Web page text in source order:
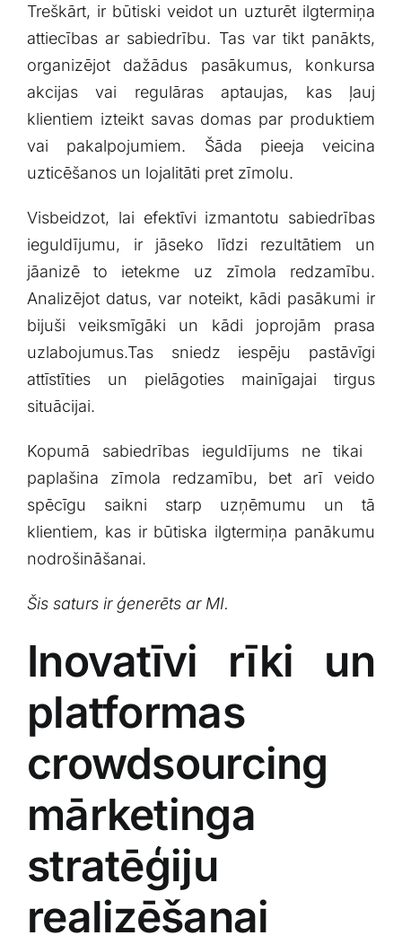
Treškārt, ir būtiski veidot⁤ un ⁣uzturēt ilgtermiņa
attiecības ar sabiedrību. Tas var tikt panākts,
organizējot dažādus pasākumus, konkursa
akcijas vai regulāras aptaujas,‌ kas ļauj‍
klientiem izteikt ⁢savas ​domas ⁢par produktiem
vai pakalpojumiem. Šāda pieeja veicina
uzticēšanos ⁣un lojalitāti pret zīmolu.
Visbeidzot, lai efektīvi⁢ izmantotu ‍sabiedrības
ieguldījumu, ir jāseko ⁢līdzi rezultātiem un
‌jāanizē to ietekme uz zīmola redzamību.
Analizējot datus, var noteikt, kādi pasākumi ⁢ir
bijuši veiksmīgāki un kādi joprojām prasa
⁢uzlabojumus.Tas sniedz ⁢iespēju ‍pastāvīgi​
attīstīties un pielāgoties mainīgajai tirgus
situācijai.
Kopumā sabiedrības ieguldījums ne tikai ​
paplašina zīmola redzamību, bet arī veido
spēcīgu ‍saikni starp uzņēmumu un tā
klientiem, kas ir ‍būtiska ilgtermiņa panākumu
nodrošināšanai.
Šis ⁣saturs ir ģenerēts ar MI.
Inovatīvi rīki un
platformas
crowdsourcing
mārketinga
‍stratēģiju
realizēšanai